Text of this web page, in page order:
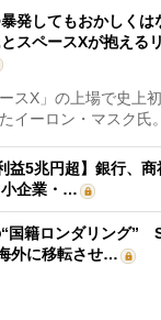
暴発してもおかしく
スペースXが抱える
スX」の上場で史上
イーロン・マスク氏
益5兆円超】銀行、
小企業・…
国籍ロンダリング”
外に移転させ…